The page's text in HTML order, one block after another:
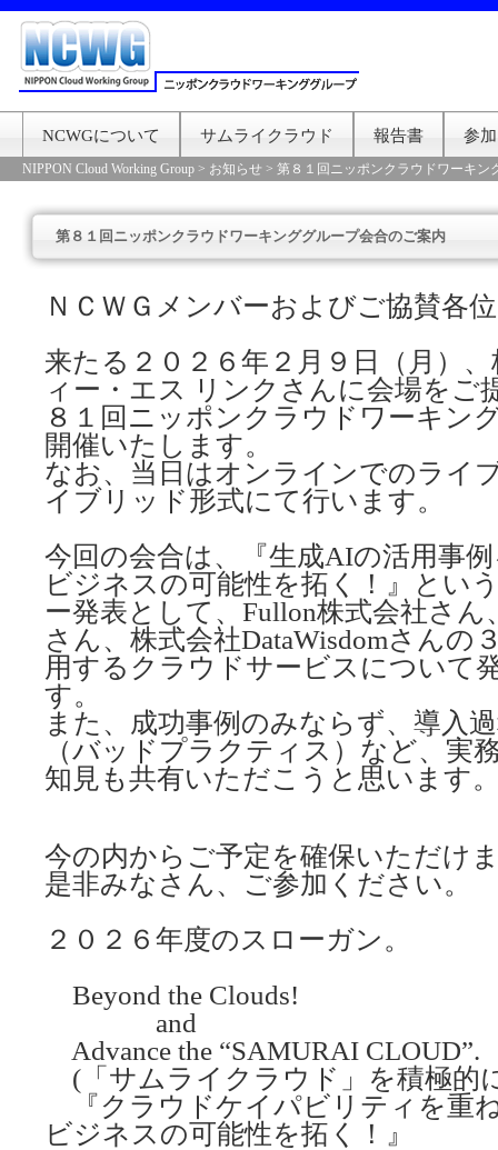
NCWGについて サムライクラウド 報告書 参
NIPPON Cloud Working Group > お知らせ > 第８１回ニッポンクラウドワーキン
第８１回ニッポンクラウドワーキンググループ会合のご案内
ＮＣＷＧメンバーおよびご協賛各位
来たる２０２６年２月９日（月）
ィー・エス リンクさんに会場をご
８１回ニッポンクラウドワーキン
開催いたします。
なお、当日はオンラインでのライ
イブリッド形式にて行います。
今回の会合は、『生成AIの活用事
ビジネスの可能性を拓く！』とい
ー発表として、Fullon株式会社さ
さん、株式会社DataWisdomさんの
用するクラウドサービスについて
す。
また、成功事例のみならず、導入
（バッドプラクティス）など、実
知見も共有いただこうと思います
今の内からご予定を確保いただけ
是非みなさん、ご参加ください。
２０２６年度のスローガン。
Beyond the Clouds!
and
Advance the “SAMURAI CLOUD”.
(「サムライクラウド」を積極的
『クラウドケイパビリティを重
ビジネスの可能性を拓く！』